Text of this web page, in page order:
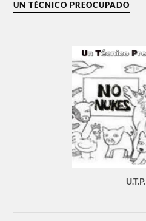
UN TÉCNICO PREOCUPADO
U.T.P.